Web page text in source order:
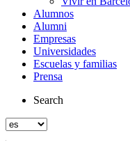
Alumnos
Alumni
Empresas
Universidades
Escuelas y familias
Prensa
Search